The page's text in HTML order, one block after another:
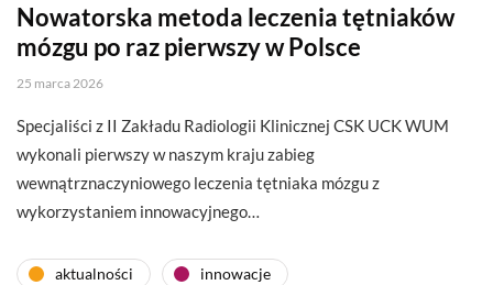
Nowatorska metoda leczenia tętniaków
mózgu po raz pierwszy w Polsce
25 marca 2026
Specjaliści z II Zakładu Radiologii Klinicznej CSK UCK WUM
wykonali pierwszy w naszym kraju zabieg
wewnątrznaczyniowego leczenia tętniaka mózgu z
wykorzystaniem innowacyjnego…
aktualności innowacje